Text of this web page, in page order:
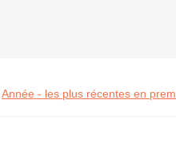
Année - les plus récentes en